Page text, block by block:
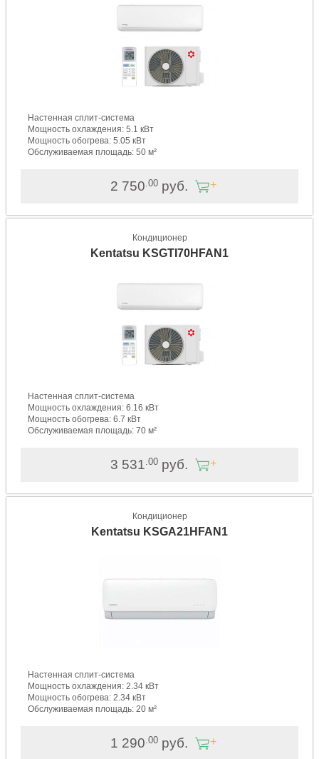
Настенная сплит-система
Мощность охлаждения: 5.1 кВт
Мощность обогрева: 5.05 кВт
Обслуживаемая площадь: 50 м²
2 750 .00руб.
Кондиционер
Kentatsu KSGTI70HFAN1
Настенная сплит-система
Мощность охлаждения: 6.16 кВт
Мощность обогрева: 6.7 кВт
Обслуживаемая площадь: 70 м²
3 531 .00руб.
Кондиционер
Kentatsu KSGA21HFAN1
Настенная сплит-система
Мощность охлаждения: 2.34 кВт
Мощность обогрева: 2.34 кВт
Обслуживаемая площадь: 20 м²
1 290 .00руб.